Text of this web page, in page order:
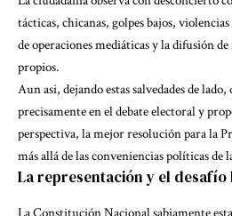
tácticas, chicanas, golpes bajos,
de operaciones mediáticas y la difusión
propios.
Aun asi, dejando estas salvedades de
precisamente en el debate electoral y
perspectiva, la mejor resolución para la
más allá de las conveniencias políticas
La representación y el desafío
La Constitución Nacional sabiamente